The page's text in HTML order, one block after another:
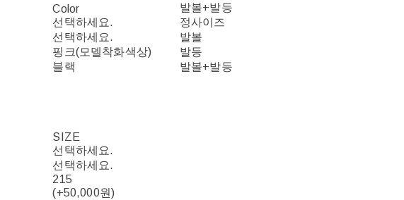
Color
선택하세요.
선택하세요.
핑크(모델착화색상)
블랙
발볼+발등
정사이즈
발볼
발등
발볼+발등
SIZE
선택하세요.
선택하세요.
215
(+50,000원)